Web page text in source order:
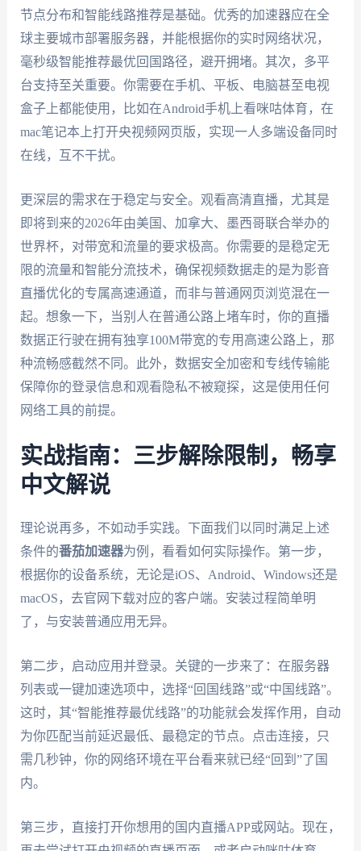
节点分布和智能线路推荐是基础。优秀的加速器应在全
球主要城市部署服务器，并能根据你的实时网络状况，
毫秒级智能推荐最优回国路径，避开拥堵。其次，多平
台支持至关重要。你需要在手机、平板、电脑甚至电视
盒子上都能使用，比如在Android手机上看咪咕体育，在
mac笔记本上打开央视频网页版，实现一人多端设备同时
在线，互不干扰。
更深层的需求在于稳定与安全。观看高清直播，尤其是
即将到来的2026年由美国、加拿大、墨西哥联合举办的
世界杯，对带宽和流量的要求极高。你需要的是稳定无
限的流量和智能分流技术，确保视频数据走的是为影音
直播优化的专属高速通道，而非与普通网页浏览混在一
起。想象一下，当别人在普通公路上堵车时，你的直播
数据正行驶在拥有独享100M带宽的专用高速公路上，那
种流畅感截然不同。此外，数据安全加密和专线传输能
保障你的登录信息和观看隐私不被窥探，这是使用任何
网络工具的前提。
实战指南：三步解除限制，畅享
中文解说
理论说再多，不如动手实践。下面我们以同时满足上述
条件的番茄加速器为例，看看如何实际操作。第一步，
根据你的设备系统，无论是iOS、Android、Windows还是
macOS，去官网下载对应的客户端。安装过程简单明
了，与安装普通应用无异。
第二步，启动应用并登录。关键的一步来了：在服务器
列表或一键加速选项中，选择“回国线路”或“中国线路”。
这时，其“智能推荐最优线路”的功能就会发挥作用，自动
为你匹配当前延迟最低、最稳定的节点。点击连接，只
需几秒钟，你的网络环境在平台看来就已经“回到”了国
内。
第三步，直接打开你想用的国内直播APP或网站。现在，